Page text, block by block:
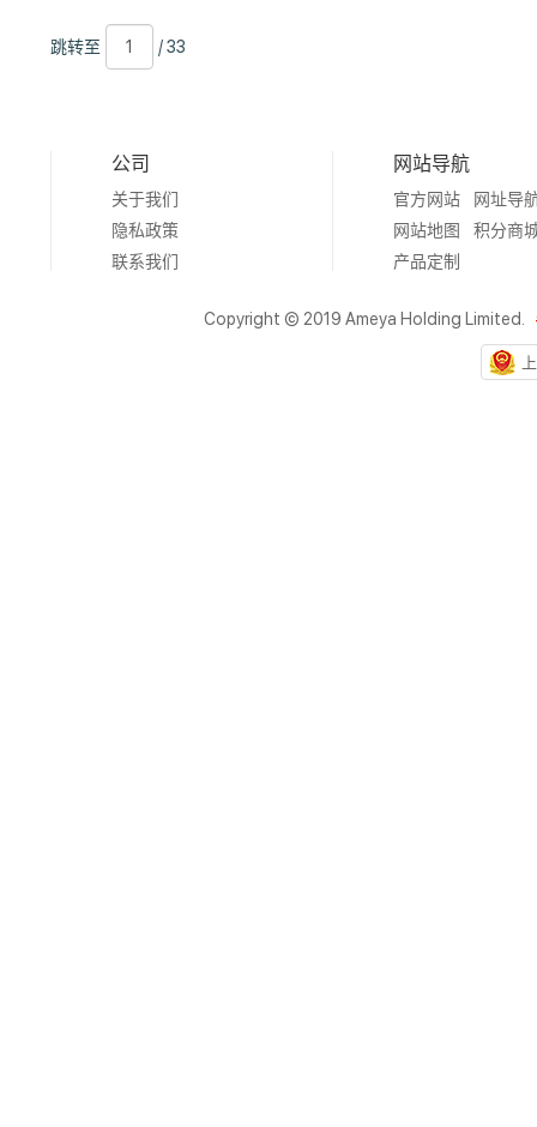
跳
转
跳转至
33
/ 33
公司
关于我们
隐私政策
联系我们
网站导航
官方网站
网址导
网站地图
积分商
产品定制
Copyright © 2019 Ameya Holding Limited.